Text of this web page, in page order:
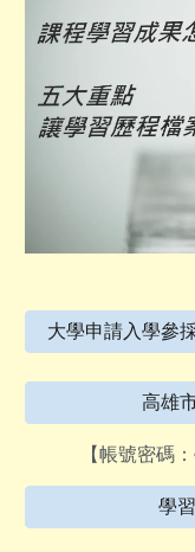
大學申請入學參
高雄
【帳號密碼
學